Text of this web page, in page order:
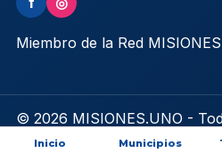
Miembro de la Red
© 2026 MISIONES.UNO -
reservados
Inicio Municipios